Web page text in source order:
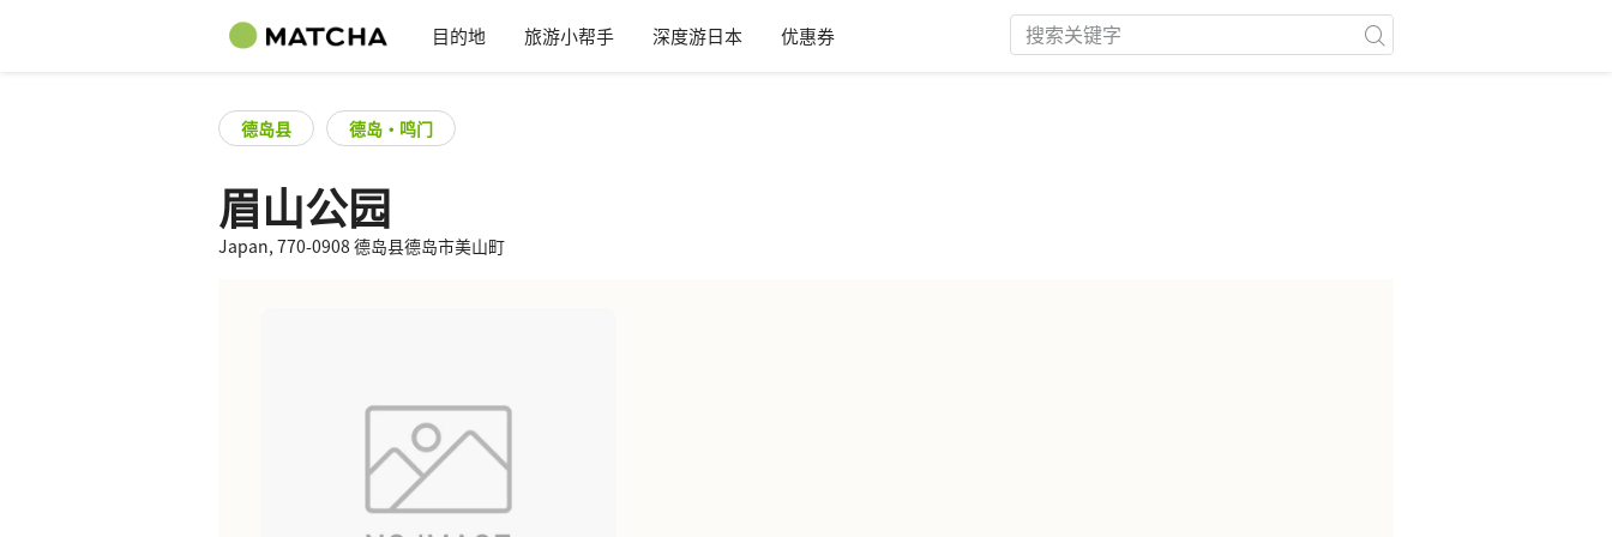
目的地 旅游小帮手 深度游日本 优惠券
德岛县 德岛・鸣门
眉山公园
Japan, 770-0908 德岛县德岛市美山町